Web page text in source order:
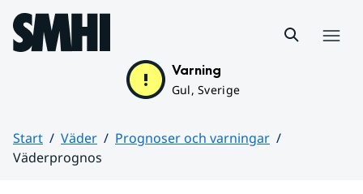
Hoppa till sidans innehåll
Varning
Gul, Sverige
Start Väder
Prognoser och varningar
Väderprognos